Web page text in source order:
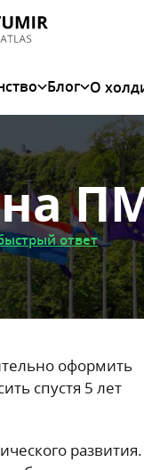
Блог О
на
ответ
оформить
спустя 5 лет